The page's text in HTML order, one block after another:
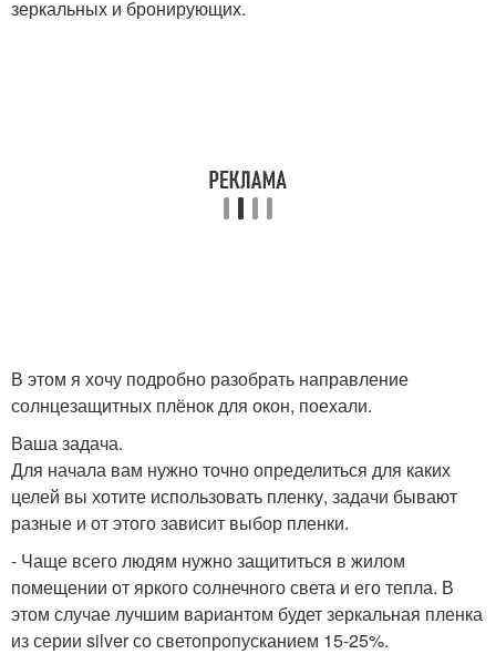
Шторы на пластиковые
Светонепроницаемые
Непрозрачные шторы
окна
Шторы в кассете
зеркальных и бронирующих.
В этом я хочу подробно разобрать направление
солнцезащитных плёнок для окон, поехали.
Ваша задача.
Для начала вам нужно точно определиться для каких
целей вы хотите использовать пленку, задачи бывают
разные и от этого зависит выбор пленки.
- Чаще всего людям нужно защититься в жилом
помещении от яркого солнечного света и его тепла. В
этом случае лучшим вариантом будет зеркальная пленка
из серии silver со светопропусканием 15-25%.